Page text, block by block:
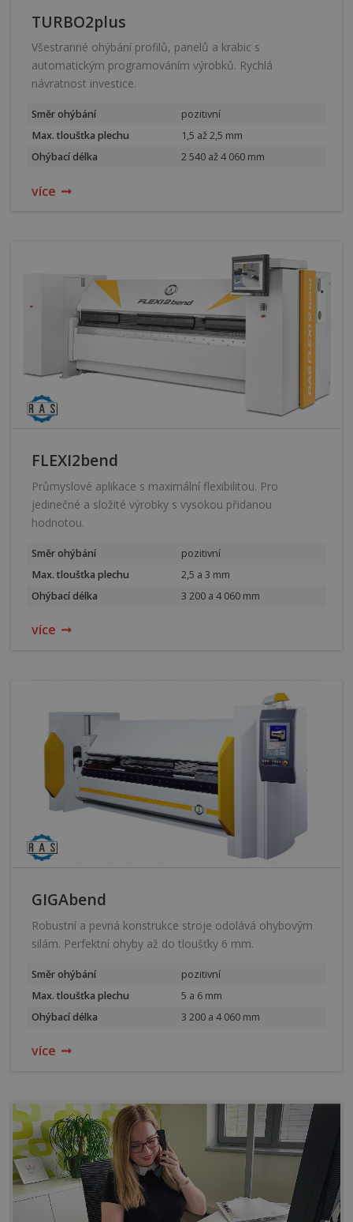
TURBO2plus
Všestranné ohýbání profilů, panelů a krabic s
automatickým programováním výrobků. Rychlá
návratnost investice.
Směr ohýbání
pozitivní
Max. tloušťka plechu
1,5 až 2,5 mm
Ohýbací délka
2 540 až 4 060 mm
více
FLEXI2bend
Průmyslové aplikace s maximální flexibilitou. Pro
jedinečné a složité výrobky s vysokou přidanou
hodnotou.
Směr ohýbání
pozitivní
Max. tloušťka plechu
2,5 a 3 mm
Ohýbací délka
3 200 a 4 060 mm
více
GIGAbend
Robustní a pevná konstrukce stroje odolává ohybovým
silám. Perfektní ohyby až do tloušťky 6 mm.
Směr ohýbání
pozitivní
Max. tloušťka plechu
5 a 6 mm
Ohýbací délka
3 200 a 4 060 mm
více